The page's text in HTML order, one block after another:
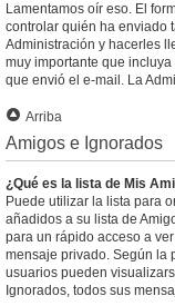
Lamentamos oír eso. El
controlar quién ha enviado
Administración y hacerles
muy importante que
que envió el e-mail. La
Arriba
Amigos e Ignorados
¿Qué es la lista de Mis
Puede utilizar la lista para
añadidos a su lista de
para un rápido acceso a
mensaje privado. Según la
usuarios pueden
Ignorados, todos sus